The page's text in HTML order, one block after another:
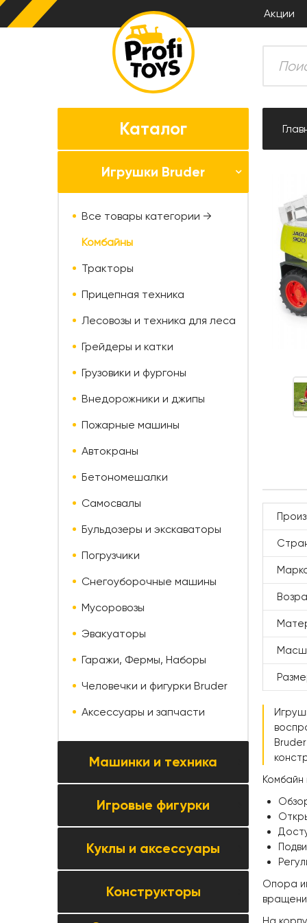
Акции
Каталог
Игрушки Bruder
Все товары категории →
Комбайны
Тракторы
Прицепная техника
Лесовозы и техника для леса
Грейдеры и катки
Грузовики и фургоны
Внедорожники и джипы
Пожарные машины
Автокраны
Бетономешалки
Самосвалы
Бульдозеры и экскаваторы
Погрузчики
Снегоуборочные машины
Мусоровозы
Эвакуаторы
Гаражи, Фермы, Наборы
Человечки и фигурки Bruder
Аксессуары и запчасти
Машинки и техника
Все товары категории →
Коллекционные модели
Автомобили и мотоциклы
Паркинги, треки и автосервисы
Строительная и спецтехника
Игровые фигурки
Все товары категории →
Фигурки животных
Фигурки людей
Куклы и аксессуары
Все товары категории →
Куклы
Конструкторы
Опора